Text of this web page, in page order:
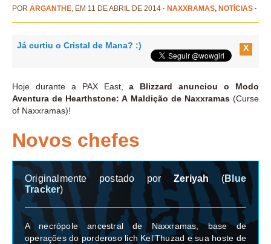
POR ARGANTHE, EM 11 DE ABRIL DE 2014 · NAXXRAMAS, NOTÍCIAS ·
Já curtiu o Cristal de Mana? :) X
Hoje durante a PAX East,a Blizzard anunciou o Modo
Aventura de Hearthstone: A Maldição de Naxxramas(Curse
of Naxxramas)!
Novos chefes
Originalmente postado porZeriyah (Blue
Tracker)
A necrópole ancestral de Naxxramas, base de
operações do porderoso lich Kel’Thuzad e sua hoste de